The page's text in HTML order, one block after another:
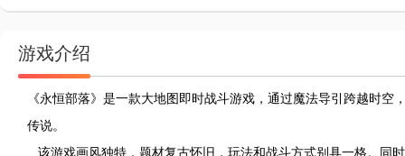
游戏介绍
《永恒部落》是一款大地图即时战斗游戏，通过魔法导引跨越时
传说。
该游戏画风独特，题材复古怀旧，玩法和战斗方式别具一格。同